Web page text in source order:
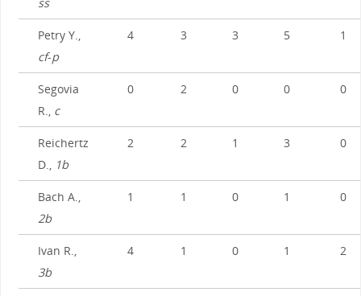
Petry Y.,
cf-p
4 3 3 5 1
Segovia
R., c
0 2 0 0 0
Reichertz
D., 1b
2 2 1 3 0
Bach A.,
2b
1 1 0 1 0
Ivan R.,
3b
4 1 0 1 2